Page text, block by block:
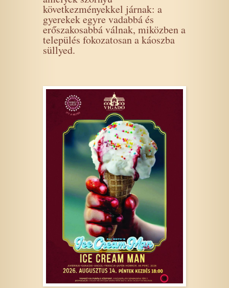
következményekkel járnak: a
gyerekek egyre vadabbá és
erőszakosabbá válnak, miközben a
település fokozatosan a káoszba
süllyed.